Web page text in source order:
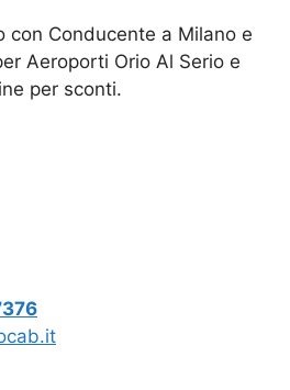
con Conducente a Milano e
Aeroporti Orio Al Serio e
per sconti.